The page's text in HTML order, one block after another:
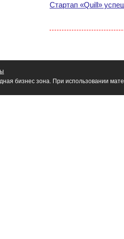
Стартап «Quill»
бизнес зона. При использовании